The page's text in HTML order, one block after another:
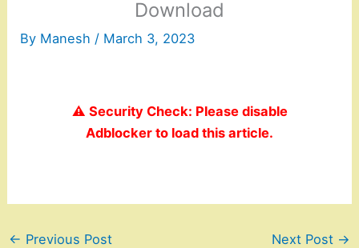
Download
By Manesh / March 3, 2023
⚠️ Security Check: Please disable
Adblocker to load this article.
← Previous Post Next Post →